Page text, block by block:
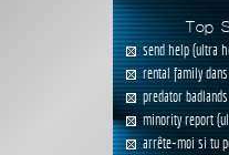
Top
send help (ultra
rental family dans
predator badlands
minority report
arrête-moi si tu